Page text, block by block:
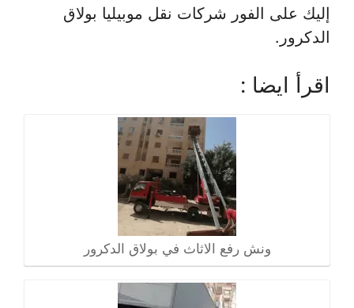
إليك على الفور شركات نقل موبيليا بولاق
الدكرور.
اقرأ ايضا :
ونش رفع الاثاث في بولاق الدكرور